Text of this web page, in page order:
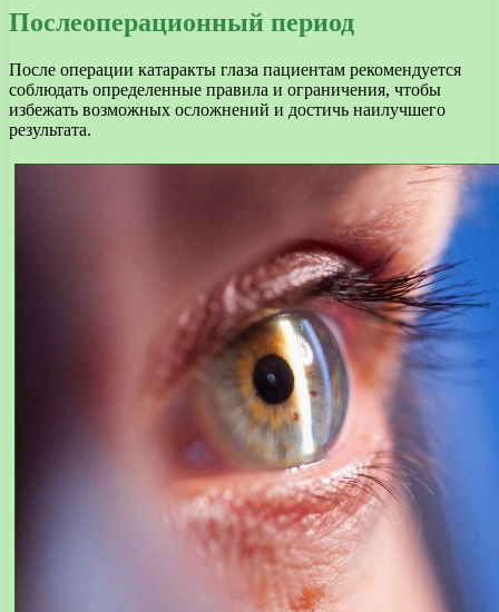
Послеоперационный период
После операции катаракты глаза пациентам рекомендуется
соблюдать определенные правила и ограничения, чтобы
избежать возможных осложнений и достичь наилучшего
результата.